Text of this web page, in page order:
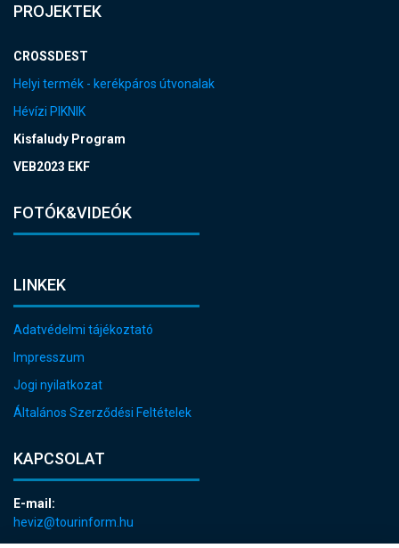
PROJEKTEK
CROSSDEST
Helyi termék - kerékpáros útvonalak
Hévízi PIKNIK
Kisfaludy Program
VEB2023 EKF
FOTÓK&VIDEÓK
LINKEK
Adatvédelmi tájékoztató
Impresszum
Jogi nyilatkozat
Általános Szerződési Feltételek
KAPCSOLAT
E-mail:
heviz@tourinform.hu